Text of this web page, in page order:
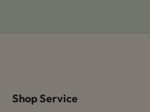
Shop Service